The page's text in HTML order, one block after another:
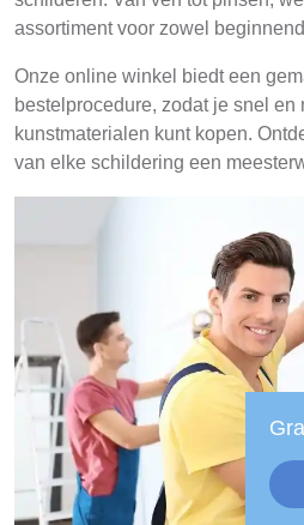
assortiment voor zowel
Onze online winkel biedt een
bestelprocedure, zodat je snel en
kunstmaterialen kunt kopen.
van elke schildering een